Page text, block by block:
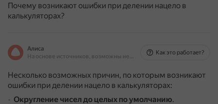
Почему возникают ошибки при делении нацело в
калькуляторах?
Алиса
На основе источников, возможны неточности
Как это работает?
Несколько возможных причин, по которым возникают
ошибки при делении нацело в калькуляторах:
Округление чисел до целых по умолчанию.